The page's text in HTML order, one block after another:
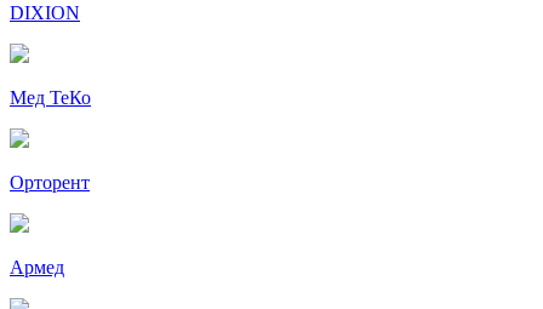
DIXION
Мед ТеКо
Орторент
Армед